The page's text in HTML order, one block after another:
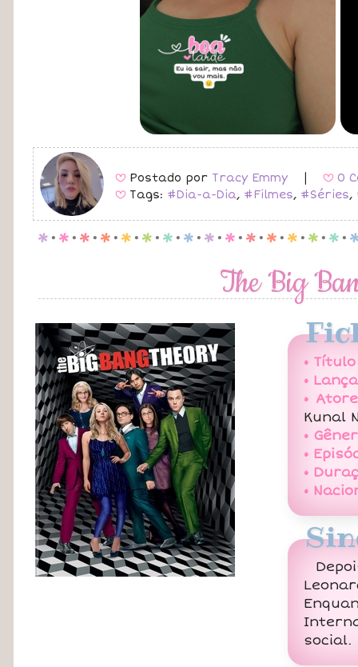
B Postado por Tracy Emmy B 0
B Tags: #Dia-a-Dia, #Filmes, #Séries,
p . p . p . p . p . p . p . p . p . p . p . p . p . p . p .
The Big
•
•
•
Kunal
•
•
•
•
social.